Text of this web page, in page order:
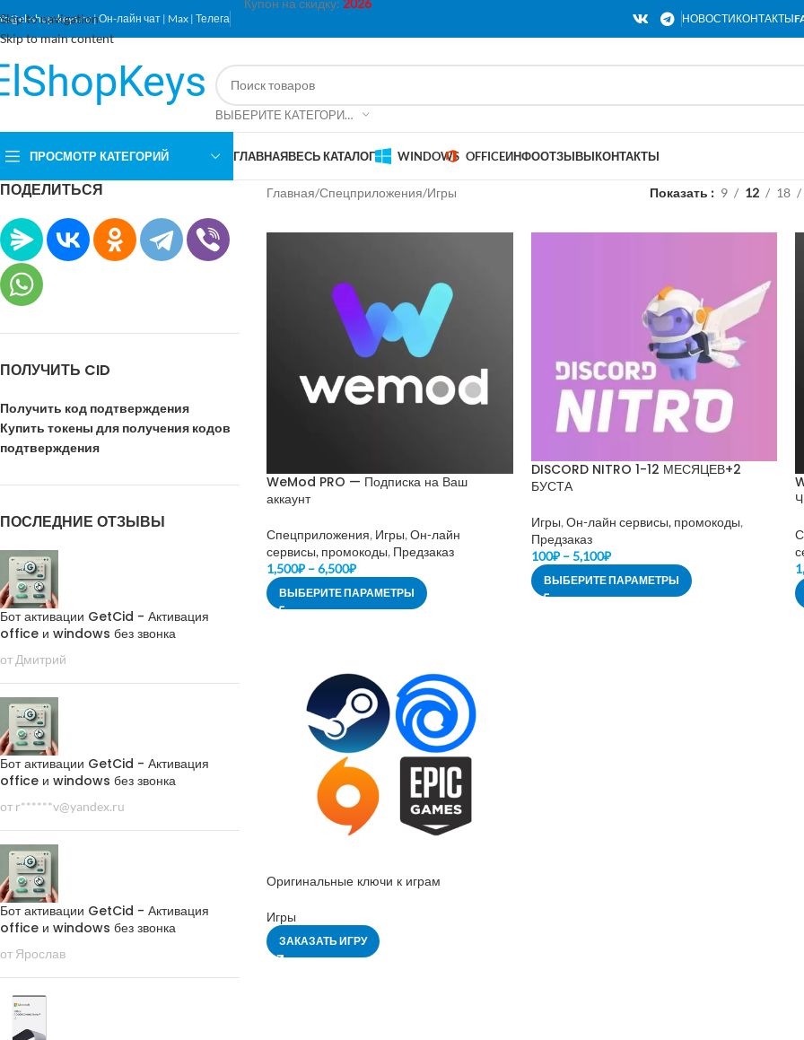
Skip to navigation
Skip to main content
shop-keys.ru|Он-лайн чат | Max | Телега НОВОСТИКОНТАКТЫ
ВЫБЕРИТЕ КАТЕГОРИЮ
ПРОСМОТР КАТЕГОРИЙ ГЛАВНАЯВЕСЬ КАТАЛОГ WINDOWS OFFICEИНФООТЗЫВЫКОНТАКТЫ
ПОДЕЛИТЬСЯ
ПОЛУЧИТЬ CID
Получить код подтверждения
Купить токены для получения кодов
подтверждения
ПОСЛЕДНИЕ ОТЗЫВЫ
Бот активации GetCid - Активация
office и windows без звонка
от Дмитрий
Бот активации GetCid - Активация
office и windows без звонка
от r******v@yandex.ru
Бот активации GetCid - Активация
office и windows без звонка
от Ярослав
Главная Спецприложения Игры Показать 9 12 18
WeMod PRO — Подписка на Ваш
аккаунт
Спецприложения, Игры, Он-лайн
сервисы, промокоды, Предзаказ
1,500₽ – 6,500₽
ВЫБЕРИТЕ ПАРАМЕТРЫ
DISCORD NITRO 1-12 МЕСЯЦЕВ+2
БУСТА
Игры, Он-лайн сервисы, промокоды,
Предзаказ
100₽ – 5,100₽
ВЫБЕРИТЕ ПАРАМЕТРЫ
Оригинальные ключи к играм
Игры
ЗАКАЗАТЬ ИГРУ